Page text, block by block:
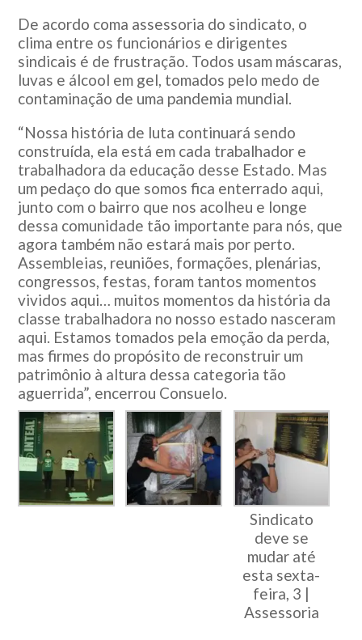
De acordo coma assessoria do sindicato, o
clima entre os funcionários e dirigentes
sindicais é de frustração. Todos usam máscaras,
luvas e álcool em gel, tomados pelo medo de
contaminação de uma pandemia mundial.
“Nossa história de luta continuará sendo
construída, ela está em cada trabalhador e
trabalhadora da educação desse Estado. Mas
um pedaço do que somos fica enterrado aqui,
junto com o bairro que nos acolheu e longe
dessa comunidade tão importante para nós, que
agora também não estará mais por perto.
Assembleias, reuniões, formações, plenárias,
congressos, festas, foram tantos momentos
vividos aqui… muitos momentos da história da
classe trabalhadora no nosso estado nasceram
aqui. Estamos tomados pela emoção da perda,
mas firmes do propósito de reconstruir um
patrimônio à altura dessa categoria tão
aguerrida”, encerrou Consuelo.
Sindicato
deve se
mudar até
esta sexta-
feira, 3 |
Assessoria